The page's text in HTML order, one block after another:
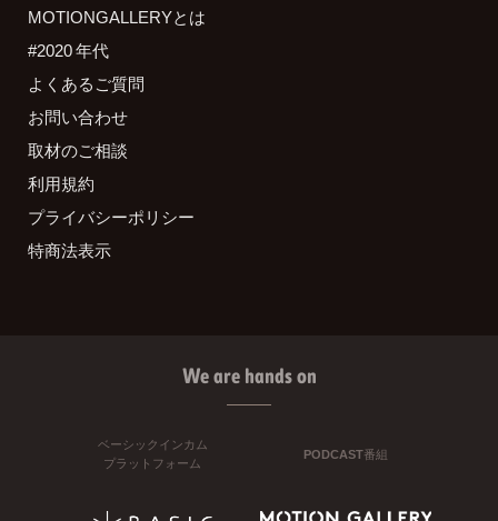
MOTIONGALLERYとは
#2020 年代
よくあるご質問
お問い合わせ
取材のご相談
利用規約
プライバシーポリシー
特商法表示
We are hands on
ベーシックインカム
プラットフォーム
PODCAST番組